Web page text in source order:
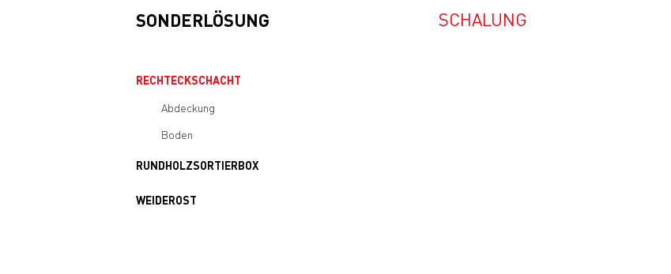
SONDERLÖSUNG
RECHTECKSCHACHT
Abdeckung
Boden
RUNDHOLZSORTIERBOX
WEIDEROST
SCHALUNG